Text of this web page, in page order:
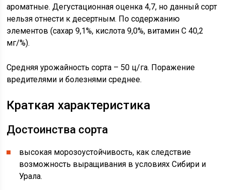
ароматные. Дегустационная оценка 4,7, но данный сорт
нельзя отнести к десертным. По содержанию
элементов (сахар 9,1%, кислота 9,0%, витамин C 40,2
мг/%).
Средняя урожайность сорта – 50 ц/га. Поражение
вредителями и болезнями среднее.
Краткая характеристика
Достоинства сорта
высокая морозоустойчивость, как следствие
возможность выращивания в условиях Сибири и
Урала.